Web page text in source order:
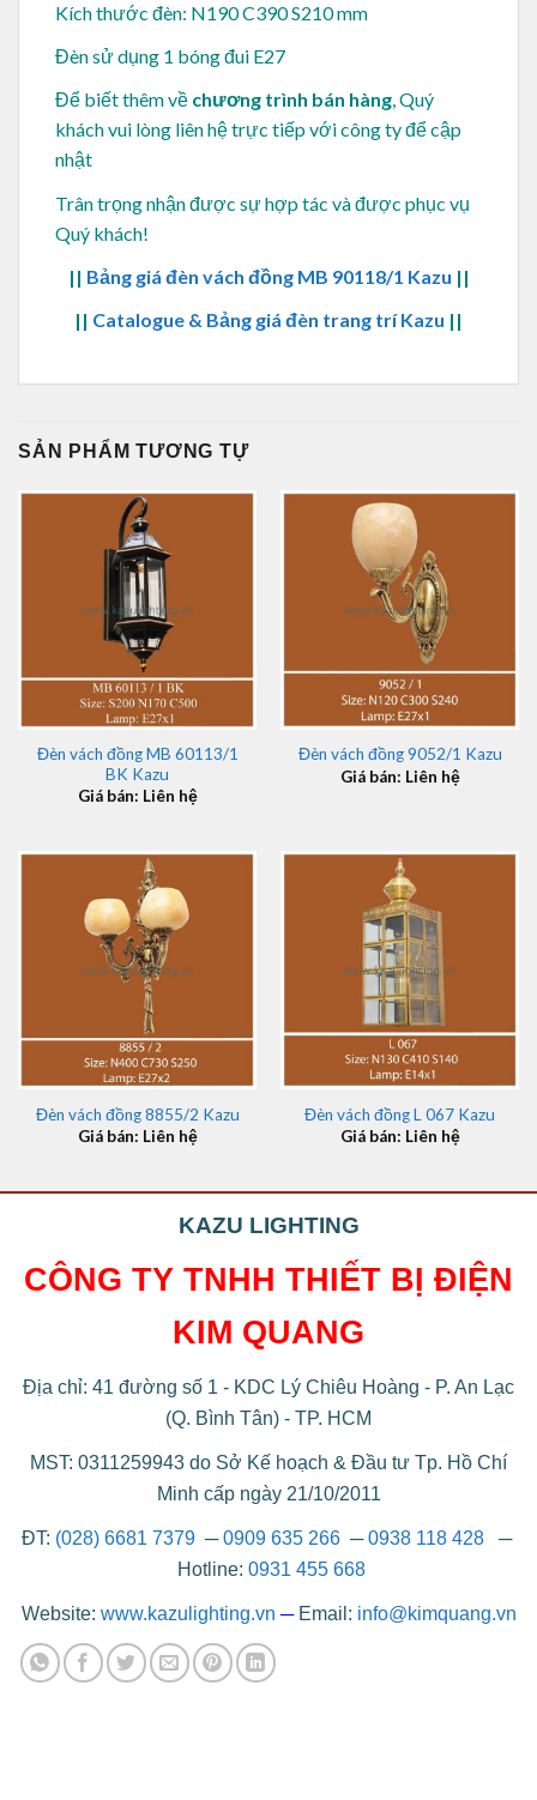
Kích thước đèn: N190 C390 S210 mm
Đèn sử dụng 1 bóng đui E27
Để biết thêm về chương trình bán hàng, Quý
khách vui lòng liên hệ trực tiếp với công ty để cập
nhật
Trân trọng nhận được sự hợp tác và được phục vụ
Quý khách!
|| Bảng giá đèn vách đồng MB 90118/1 Kazu ||
|| Catalogue & Bảng giá đèn trang trí Kazu ||
SẢN PHẨM TƯƠNG TỰ
Đèn vách đồng MB 60113/1
BK Kazu
Giá bán: Liên hệ
Đèn vách đồng 9052/1 Kazu
Giá bán: Liên hệ
Đèn vách đồng 8855/2 Kazu
Giá bán: Liên hệ
Đèn vách đồng L 067 Kazu
Giá bán: Liên hệ
KAZU LIGHTING
CÔNG TY TNHH THIẾT BỊ ĐIỆN
KIM QUANG
Địa chỉ: 41 đường số 1 - KDC Lý Chiêu Hoàng - P. An Lạc
(Q. Bình Tân) - TP. HCM
MST: 0311259943 do Sở Kế hoạch & Đầu tư Tp. Hồ Chí
Minh cấp ngày 21/10/2011
ĐT: (028) 6681 7379 ─0909 635 266─0938 118 428─
Hotline: 0931 455 668
Website: www.kazulighting.vn ─ Email: info@kimquang.vn